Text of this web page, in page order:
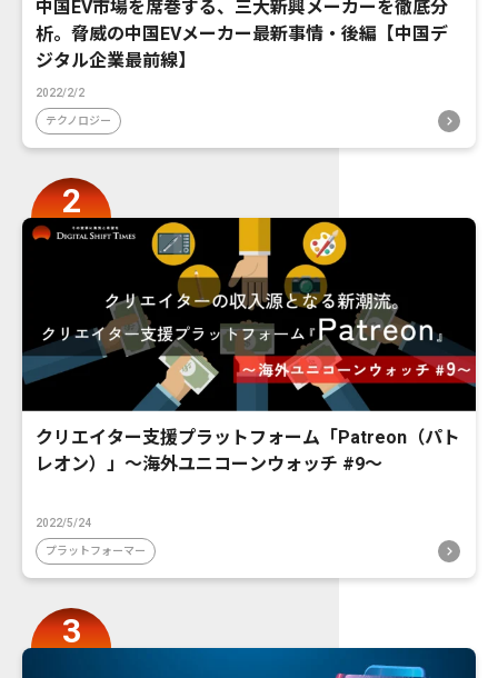
中国EV市場を席巻する、三大新興メーカーを徹底分
析。脅威の中国EVメーカー最新事情・後編【中国デ
ジタル企業最前線】
2022/2/2
テクノロジー
クリエイター支援プラットフォーム「Patreon（パト
レオン）」〜海外ユニコーンウォッチ #9〜
2022/5/24
プラットフォーマー